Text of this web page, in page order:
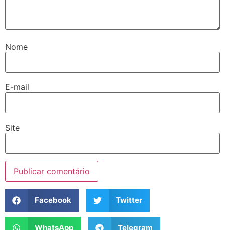
Nome
E-mail
Site
Facebook Twitter
WhatsApp Telegram